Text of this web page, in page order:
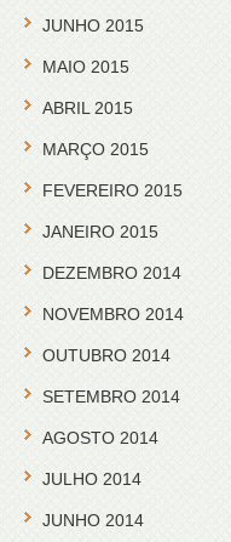
JUNHO 2015
MAIO 2015
ABRIL 2015
MARÇO 2015
FEVEREIRO 2015
JANEIRO 2015
DEZEMBRO 2014
NOVEMBRO 2014
OUTUBRO 2014
SETEMBRO 2014
AGOSTO 2014
JULHO 2014
JUNHO 2014